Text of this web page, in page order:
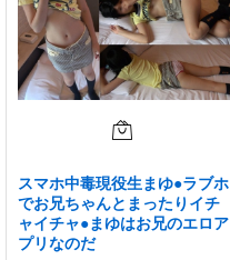
スマホ中毒現役生まゆ●ラブホ
でお兄ちゃんとまったりイチ
ャイチャ●まゆはお兄のエロア
プリなのだ